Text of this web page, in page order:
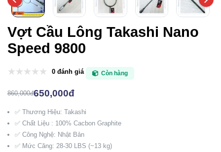
Vợt Cầu Lông Takashi Nano
Speed 9800
0 đánh giá Còn hàng
860,000đ650,000đ
✅ Thương Hiệu: Takashi
✅ Chất Liệu : 100% Cacbon Graphite
✅ Công Nghệ: Nhật Bản
✅ Mức Căng: 28-30 LBS (~13 kg)